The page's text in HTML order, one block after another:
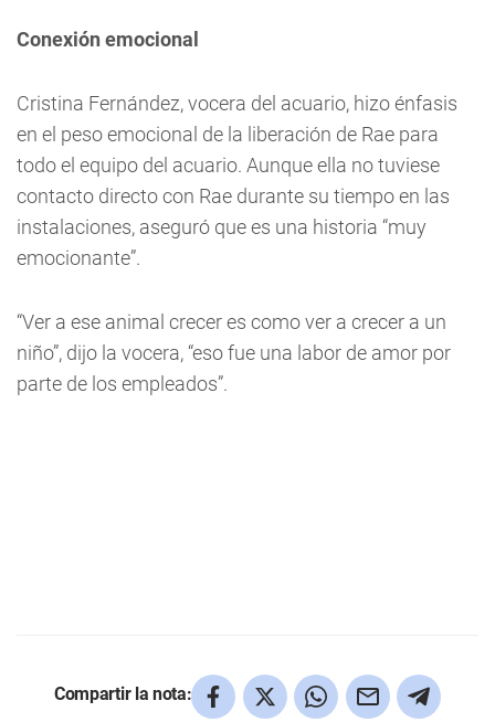
Conexión emocional
Cristina Fernández, vocera del acuario, hizo énfasis
en el peso emocional de la liberación de Rae para
todo el equipo del acuario. Aunque ella no tuviese
contacto directo con Rae durante su tiempo en las
instalaciones, aseguró que es una historia “muy
emocionante”.
“Ver a ese animal crecer es como ver a crecer a un
niño”, dijo la vocera, “eso fue una labor de amor por
parte de los empleados”.
Compartir la nota: